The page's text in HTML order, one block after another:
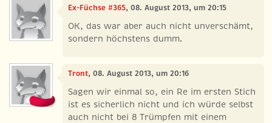
Ex-Füchse #365, 08. August 2013, um 20:15
OK, das war aber auch nicht unverschämt,
sondern höchstens dumm.
Tront, 08. August 2013, um 20:16
Sagen wir einmal so, ein Re im ersten Stich
ist es sicherlich nicht und ich würde selbst
auch nicht bei 8 Trümpfen mit einem